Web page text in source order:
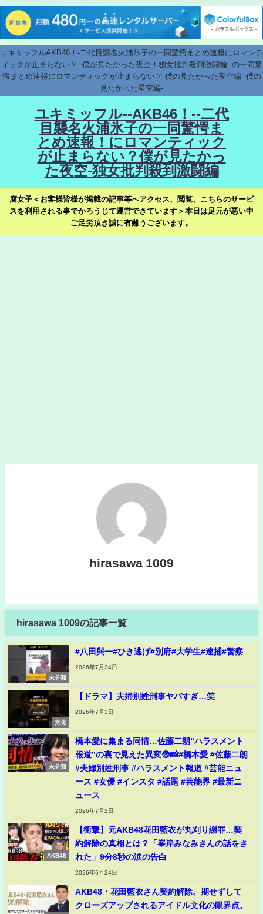
ユキミッフルAKB46！-二代目襲名火浦氷子の一同驚愕まとめ速報にロマンテ
ィックが止まらない？--僕が見たかった夜空！独女批判殺到激闘編--の一同驚
愕まとめ速報にロマンティックが止まらない？-僕の見たかった夜空編--僕の
見たかった星空編-
ユキミッフル--AKB46！--二代
目襲名火浦氷子の一同驚愕ま
とめ速報！にロマンティック
が止まらない？僕が見たかっ
た夜空-独女批判殺到激闘編
腐女子＜お客様皆様が掲載の記事等へアクセス、閲覧、こちらのサービ
スを利用される事でかろうじて運営できています＞本日は足元が悪い中
ご足労頂き誠に有難うございます。
hirasawa 1009
hirasawa 1009の記事一覧
未分類
#八田與一#ひき逃げ#別府#大学生#逮捕#警察
2026年7月24日
文化
【ドラマ】夫婦別姓刑事ヤバすぎ…笑
2026年7月3日
未分類
橋本愛に集まる同情…佐藤二朗“ハラスメント
報道”の裏で見えた異変😨📸#橋本愛 #佐藤二朗
#夫婦別姓刑事 #ハラスメント報道 #芸能ニュ
ース #女優 #インスタ #話題 #芸能界 #最新ニ
ュース
2026年7月2日
AKB48
【衝撃】元AKB48花田藍衣が丸刈り謝罪…契
約解除の真相とは？「峯岸みなみさんの話をさ
れた」9分8秒の涙の告白
2026年6月24日
AKB48・花田藍衣さん契約解除。期せずして
クローズアップされるアイドル文化の限界点。